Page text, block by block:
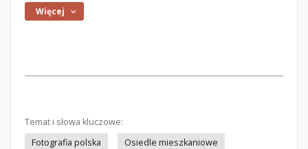
Więcej
Temat i słowa kluczowe:
Fotografia polska
Osiedle mieszkaniowe